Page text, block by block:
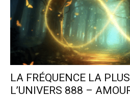
LA FRÉQUENCE LA
L’UNIVERS 888 –